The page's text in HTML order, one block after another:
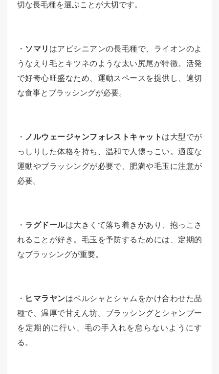
切な長毛種を選ぶことが大切です。
・ ソマリ はアビシニアンの長毛種で、ライオンのよ
うなえり毛とキツネのような太い尻尾が特徴。活発
で好奇心旺盛なため、運動スペースを提供し、適切
な食事とブラッシングが必要。
・ ノルウェージャンフォレストキャット は大型でが
っしりした体格を持ち、温和で人懐っこい。適度な
運動やブラッシングが必要で、肥満や毛玉に注意が
必要。
・ ラグドールは大きくて落ち着きがあり、抱っこさ
れることが好き。毛玉を予防するためには、定期的
なブラッシングが重要。
・ ヒマラヤンはペルシャとシャムをかけ合わせた品
種で、温厚で甘えん坊。ブラッシングとシャンプー
を定期的に行い、毛の手入れを怠らないようにす
る。